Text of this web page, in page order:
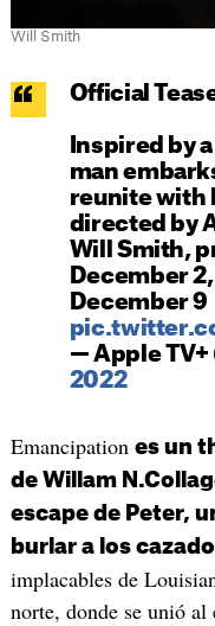
Will Smith
Official
Inspired by
man
reunite with
directed by
Will Smith,
December
December 9
— Apple TV+
2022
Emancipation es un
de Willam
escape de Peter,
burlar a los
implacables de
norte, donde se unió